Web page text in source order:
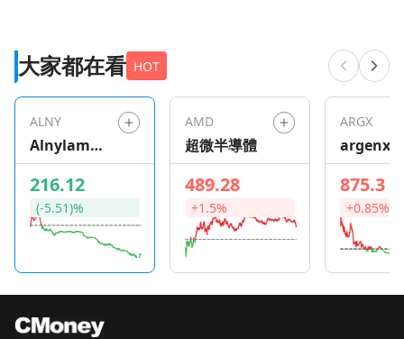
大家都在看 HOT
ALNY
Alnylam
Pharmaceu
ticals
216.12
(-5.51)%
AMD
超微半導體
489.28
+1.5%
ARGX
argenx
875.3
+0.85%